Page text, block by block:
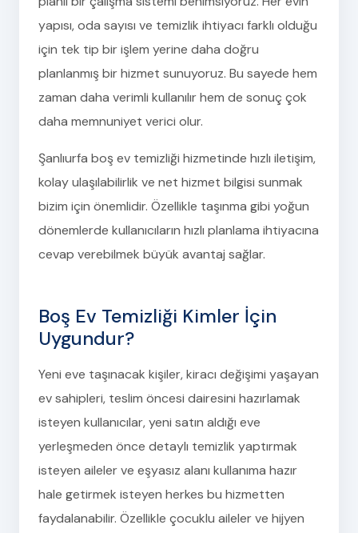
yapısı, oda sayısı ve temizlik ihtiyacı farklı olduğu
için tek tip bir işlem yerine daha doğru
planlanmış bir hizmet sunuyoruz. Bu sayede hem
zaman daha verimli kullanılır hem de sonuç çok
daha memnuniyet verici olur.
Şanlıurfa boş ev temizliği hizmetinde hızlı iletişim,
kolay ulaşılabilirlik ve net hizmet bilgisi sunmak
bizim için önemlidir. Özellikle taşınma gibi yoğun
dönemlerde kullanıcıların hızlı planlama ihtiyacına
cevap verebilmek büyük avantaj sağlar.
Boş Ev Temizliği Kimler İçin
Uygundur?
Yeni eve taşınacak kişiler, kiracı değişimi yaşayan
ev sahipleri, teslim öncesi dairesini hazırlamak
isteyen kullanıcılar, yeni satın aldığı eve
yerleşmeden önce detaylı temizlik yaptırmak
isteyen aileler ve eşyasız alanı kullanıma hazır
hale getirmek isteyen herkes bu hizmetten
faydalanabilir. Özellikle çocuklu aileler ve hijyen